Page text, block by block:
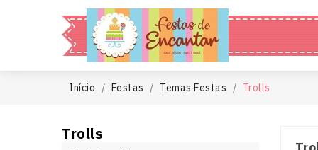
Início Festas Temas Festas Trolls
Trolls